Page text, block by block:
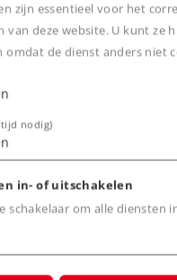
- C-rails gebogen
Online kopen
wissels
zijn essentieel voor het
van deze website. U kunt ze
omdat de dienst anders niet
nodig)
in- of uitschakelen
schakelaar om alle diensten